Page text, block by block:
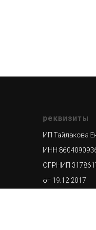
реквизиты
ИП Тайлакова
ИНН
ОГРНИП
от 19.12.2017